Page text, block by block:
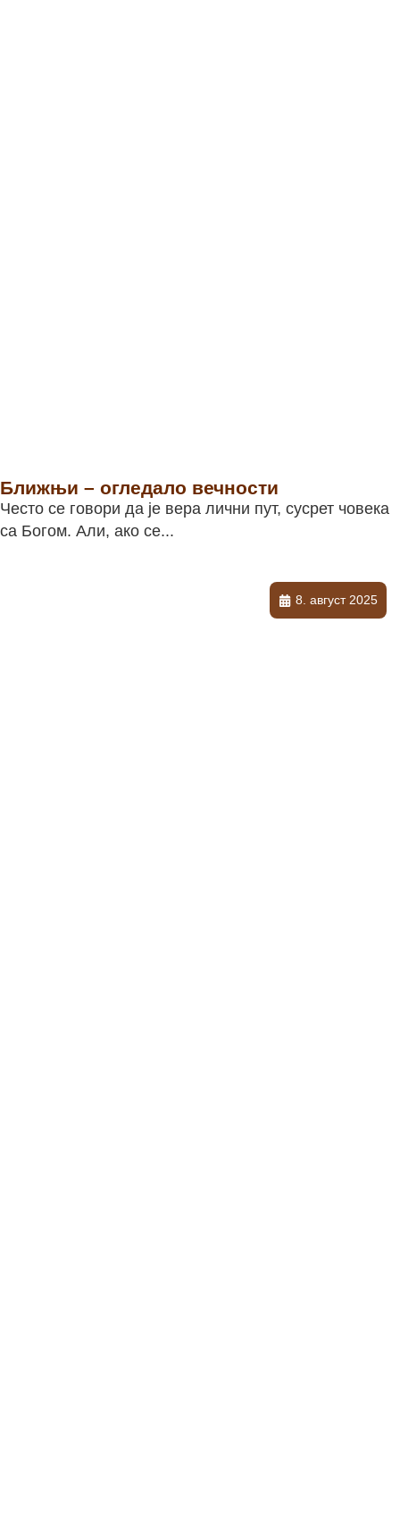
Ближњи – огледало вечности
Често се говори да је вера лични пут, сусрет човека
са Богом. Али, ако се...
8. август 2025